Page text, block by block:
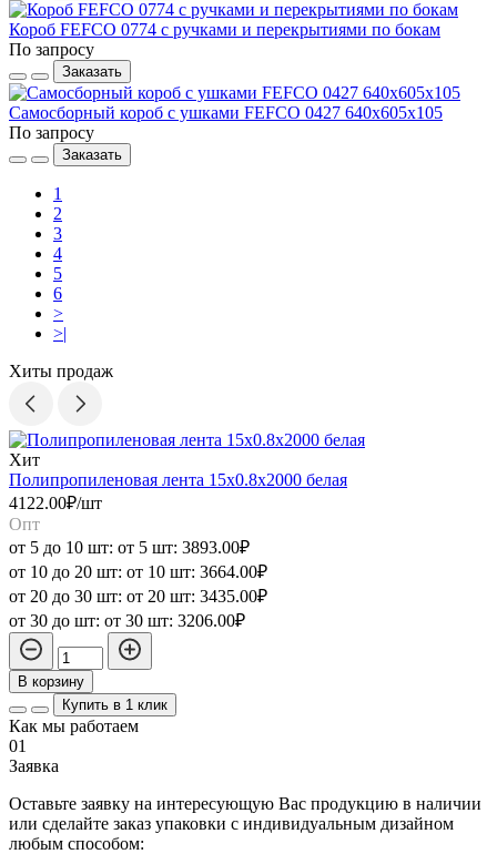
Короб FEFCO 0774 с ручками и перекрытиями по бокам
По запросу
Заказать
Самосборный короб с ушками FEFCO 0427 640х605х105
По запросу
Заказать
1
2
3
4
5
6
>
>|
Хиты продаж
Хит
Полипропиленовая лента 15x0.8x2000 белая
4122.00₽/шт
Опт
от 5 до 10 шт: от 5 шт: 3893.00₽
от 10 до 20 шт: от 10 шт: 3664.00₽
от 20 до 30 шт: от 20 шт: 3435.00₽
от 30 до шт: от 30 шт: 3206.00₽
В корзину
Купить в 1 клик
Как мы работаем
01
Заявка
Оставьте заявку на интересующую Вас продукцию в наличии
или сделайте заказ упаковки с индивидуальным дизайном
любым способом: